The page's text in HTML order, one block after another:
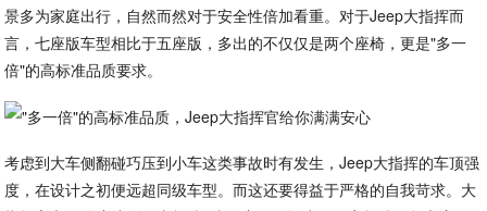
景多为家庭出行，自然而然对于安全性倍加看重。对于Jeep大指挥而
言，七座版车型相比于五座版，多出的不仅仅是两个座椅，更是"多一
倍"的高标准品质要求。
考虑到大车侧翻碰巧压到小车这类事故时有发生，Jeep大指挥的车顶强
度，在设计之初便远超同级车型。而这还要得益于严格的自我苛求。大